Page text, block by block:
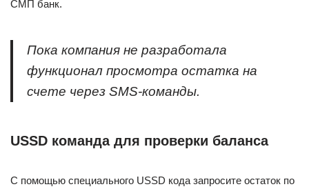
СМП банк.
Пока компания не разработала
функционал просмотра остатка на
счете через SMS-команды.
USSD команда для проверки баланса
С помощью специального USSD кода запросите остаток по